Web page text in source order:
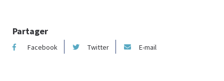
Partager
Facebook Twitter E-mail